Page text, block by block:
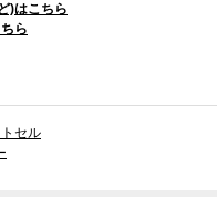
)はこちら
ら
セル